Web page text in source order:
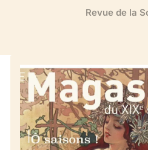
Revue de la